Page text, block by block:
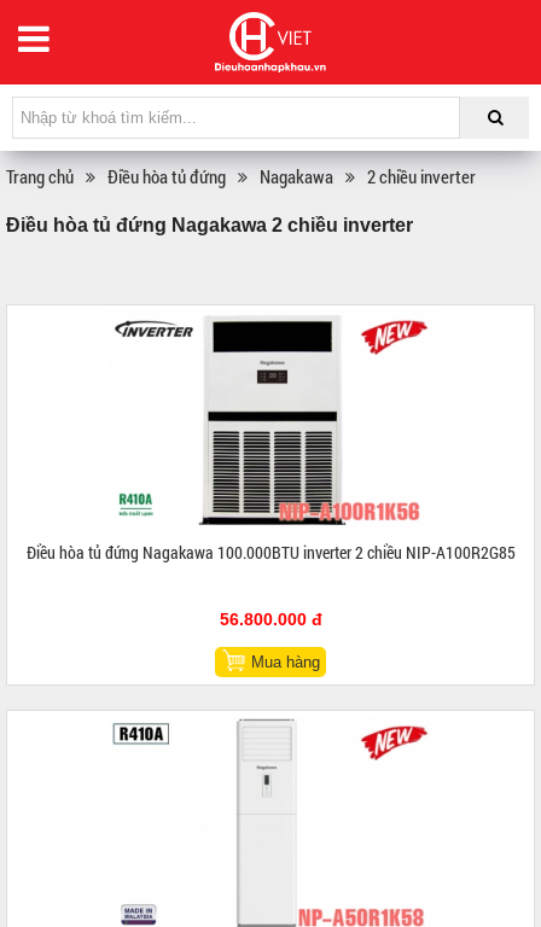
Trang chủ Điều hòa tủ đứng Nagakawa 2 chiều inverter
Điều hòa tủ đứng Nagakawa 2 chiều inverter
Điều hòa tủ đứng Nagakawa 100.000BTU inverter 2 chiều NIP-A100R2G85
56.800.000 đ
Mua hàng